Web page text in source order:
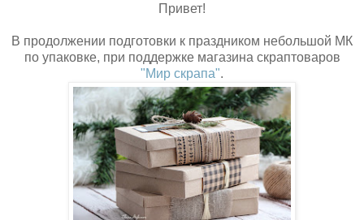
Привет!
В продолжении подготовки к праздником небольшой МК
по упаковке, при поддержке магазина скраптоваров
"Мир скрапа".